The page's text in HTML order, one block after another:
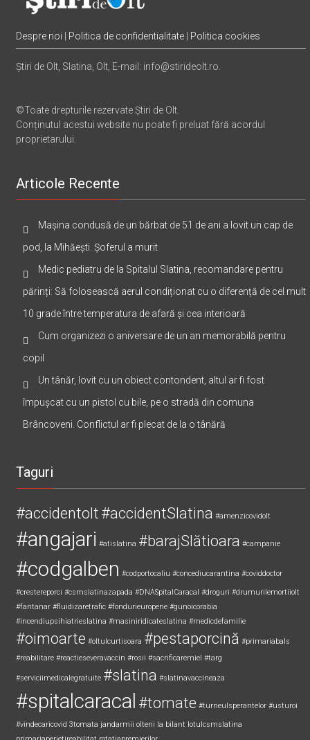
Despre noi Politica de confidentialitate Politica cookies
Știri de Olt, Slatina, Olt, E-mail: info@stirideolt.ro.
©Toate drepturile rezervate Știri de Olt.
Conținutul acestui website nu poate fi preluat fără acordul
proprietarului.
Articole Recente
Mașina condusă de un bărbat de 51 de ani a lovit un cap de
pod, la Mihăești. Șoferul a murit
Medic pediatru de la Spitalul Slatina, recomandare pentru
părinți: Să folosească aerul condiționat cu o diferență de cel mult
10 grade între temperatura de afară și cea interioară
Cum organizezi o aniversare de un an memorabilă pentru
copil
Un tânăr, lovit cu un obiect contondent, altul ar fi fost
împușcat cu un pistol cu bile, pe o stradă din comuna
Brâncoveni. Conflictul ar fi plecat de la o tânără
Taguri
#accidentolt #accidentSlatina #amenzicovidolt
#angajari #atislatina #barajSlătioara #campanie
#codgalben #codportocaliu #concediucarantina #coviddoctor
#crestereporci #csmslatinazapada #DNASpitalCaracal #droguri #drumurilemortiiolt
#fantanar #fluidizaretrafic #fondurieuropene #gunoicorabia
#incendiupsihiatrieslatina #masiniridicateslatina #medicdefamilie
#oimoarte #oltulcurtisoara #pestaporcină #primariabals
#reabilitare #reactieseveravaccin #rosii #sacrificaremiel #targ
#serviciimedicalegratuite #slatina #slatinavaccineaza
#spitalcaracal #tomate #turneulsperantelor #usturoi
#vindecaricovid 3tomata jandarmii olteni la bilant lotulcsmslatina